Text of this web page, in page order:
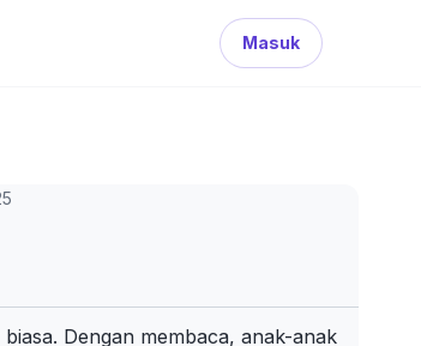
Masuk
Search Button
Dengan membaca, anak-anak